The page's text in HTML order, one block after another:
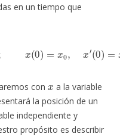
en un tiempo que
con
a la variable
la posición de un
independiente y
propósito es describir